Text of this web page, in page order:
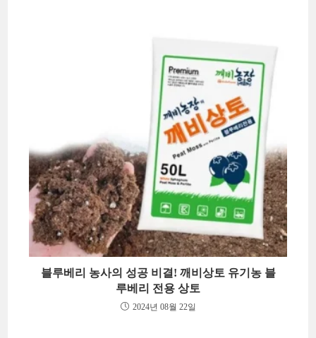
블루베리 농사의 성공 비결! 깨비상토 유기농 블
루베리 전용 상토
2024년 08월 22일